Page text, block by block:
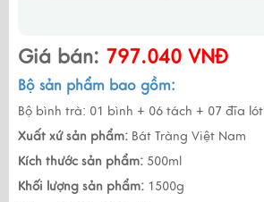
Giá bán: 797.040 VNĐ
Bộ sản phẩm bao gồm:
Bộ bình trà: 01 bình + 06 tách + 07 đĩa lót
Xuất xứ sản phẩm: Bát Tràng Việt Nam
Kích thước sản phẩm: 500ml
Khối lượng sản phẩm: 1500g